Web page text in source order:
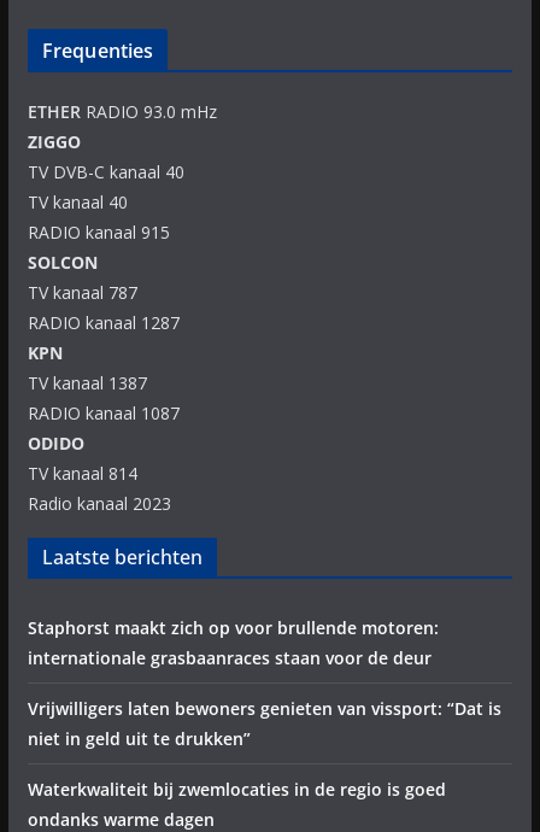
Frequenties
ETHERRADIO 93.0 mHz
ZIGGO
TV DVB-C kanaal 40
TV kanaal 40
RADIO kanaal 915
SOLCON
TV kanaal 787
RADIO kanaal 1287
KPN
TV kanaal 1387
RADIO kanaal 1087
ODIDO
TV kanaal 814
Radio kanaal 2023
Laatste berichten
Staphorst maakt zich op voor brullende motoren:
internationale grasbaanraces staan voor de deur
Vrijwilligers laten bewoners genieten van vissport: “Dat is
niet in geld uit te drukken”
Waterkwaliteit bij zwemlocaties in de regio is goed
ondanks warme dagen